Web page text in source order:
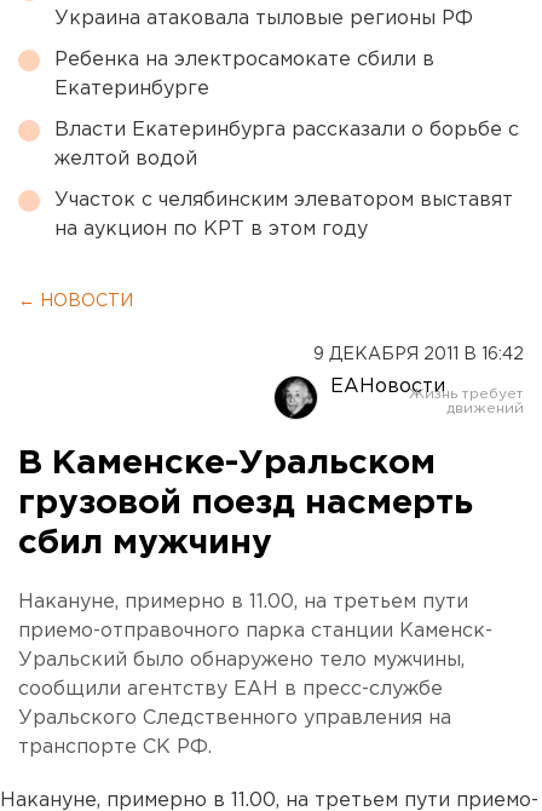
Украина атаковала тыловые регионы РФ
Ребенка на электросамокате сбили в
Екатеринбурге
Власти Екатеринбурга рассказали о борьбе с
желтой водой
Участок с челябинским элеватором выставят
на аукцион по КРТ в этом году
← НОВОСТИ
9 ДЕКАБРЯ 2011 В 16:42
ЕАНовости
В Каменске-Уральском
грузовой поезд насмерть
сбил мужчину
Накануне, примерно в 11.00, на третьем пути
приемо-отправочного парка станции Каменск-
Уральский было обнаружено тело мужчины,
сообщили агентству ЕАН в пресс-службе
Уральского Следственного управления на
транспорте СК РФ.
Накануне, примерно в 11.00, на третьем пути приемо-